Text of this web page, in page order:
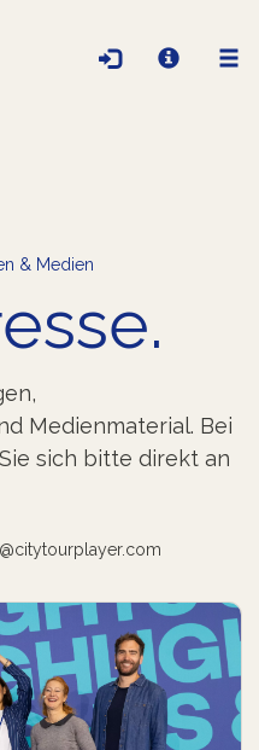
& Medien
Medienmaterial. Bei
sich bitte direkt an